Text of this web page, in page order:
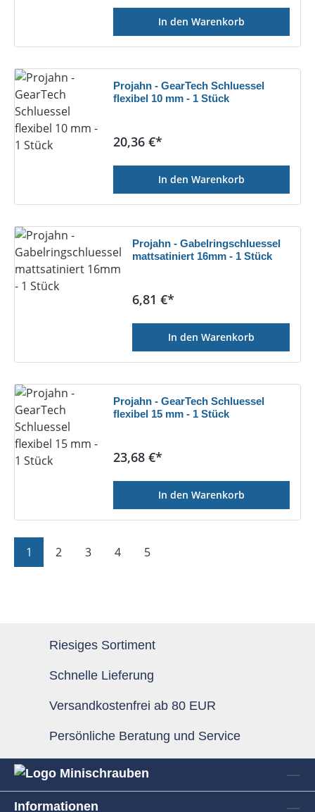
In den Warenkorb
Projahn - GearTech Schluessel
flexibel 10 mm - 1 Stück
Regulärer Preis:
20,36 €*
In den Warenkorb
Projahn - Gabelringschluessel
mattsatiniert 16mm - 1 Stück
Regulärer Preis:
6,81 €*
In den Warenkorb
Projahn - GearTech Schluessel
flexibel 15 mm - 1 Stück
Regulärer Preis:
23,68 €*
In den Warenkorb
Seite
1 Seite
2 Seite
3 Seite
4 Seite
5
Riesiges Sortiment
Schnelle Lieferung
Versandkostenfrei ab 80 EUR
Persönliche Beratung und Service
Informationen